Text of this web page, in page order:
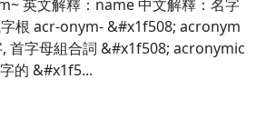
英文解釋：name 中文解釋：名字
根 acr-onym- &#x1f508; acronym
首字母組合詞 &#x1f508; acronymic
的 &#x1f5...